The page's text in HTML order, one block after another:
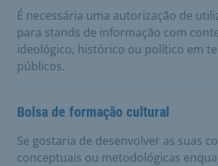
É necessária uma autorização de
para stands de informação com
ideológico, histórico ou político em
públicos.
Bolsa de formação cultural
Se gostaria de desenvolver as suas
conceptuais ou metodológicas